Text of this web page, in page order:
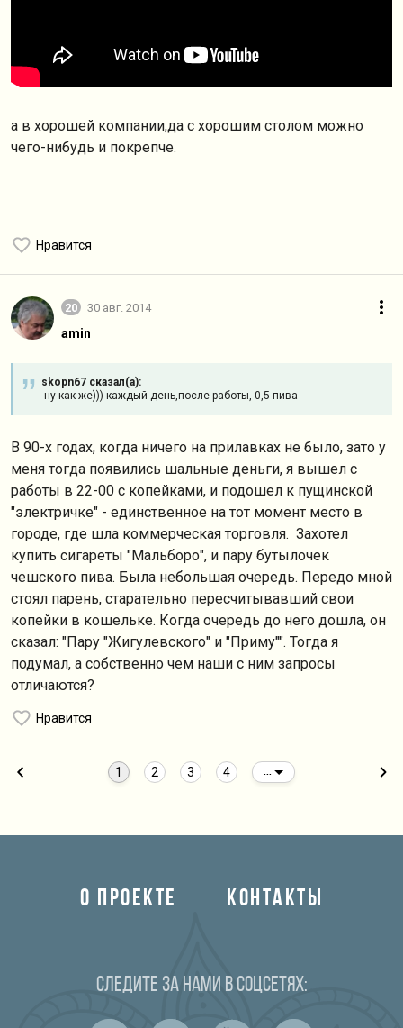
а в хорошей компании,да с хорошим столом можно
чего-нибудь и покрепче.
Нравится
20 30 авг. 2014
amin
skopn67 сказал(а):
ну как же))) каждый день,после работы, 0,5 пива
В 90-х годах, когда ничего на прилавках не было, зато у
меня тогда появились шальные деньги, я вышел с
работы в 22-00 с копейками, и подошел к пущинской
"электричке" - единственное на тот момент место в
городе, где шла коммерческая торговля. Захотел
купить сигареты "Мальборо", и пару бутылочек
чешского пива. Была небольшая очередь. Передо мной
стоял парень, старательно пересчитывавший свои
копейки в кошельке. Когда очередь до него дошла, он
сказал: "Пару "Жигулевского" и "Приму"". Тогда я
подумал, а собственно чем наши с ним запросы
отличаются?
Нравится
1 2 3 4
О ПРОЕКТЕ КОНТАКТЫ
Следите за нами в соцсетях: